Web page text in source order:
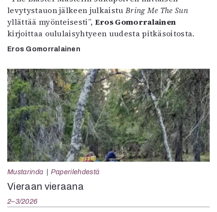
levytystauon jälkeen julkaistu Bring Me The Sun
yllättää myönteisesti”, Eros Gomorralainen
kirjoittaa oululaisyhtyeen uudesta pitkäsoitosta.
Eros Gomorralainen
Mustarinda Paperilehdestä
Vieraan vieraana
2–3/2026